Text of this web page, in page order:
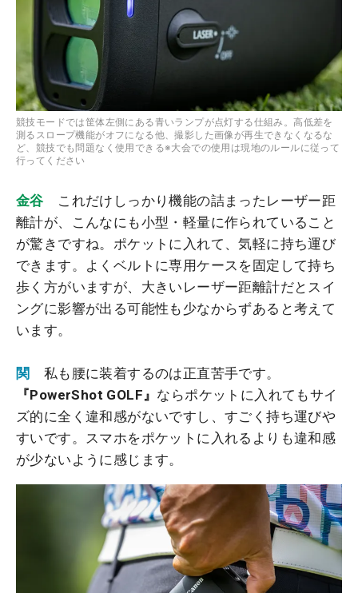
競技モードでは筐体左側にある青いランプが点灯する仕組み。高低差を
測るスロープ機能がオフになる他、撮影した画像が再生できなくなるな
ど、競技でも問題なく使用できる※大会での使用は現地のルールに従って
行ってください
金谷 これだけしっかり機能の詰まったレーザー距
離計が、こんなにも小型・軽量に作られていること
が驚きですね。ポケットに入れて、気軽に持ち運び
できます。よくベルトに専用ケースを固定して持ち
歩く方がいますが、大きいレーザー距離計だとスイ
ングに影響が出る可能性も少なからずあると考えて
います。
関
私も腰に装着するのは正直苦手です。
『PowerShot GOLF』 ならポケットに入れてもサイ
ズ的に全く違和感がないですし、すごく持ち運びや
すいです。スマホをポケットに入れるよりも違和感
が少ないように感じます。